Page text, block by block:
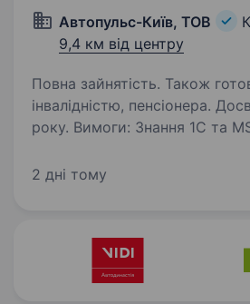
Автопульс-Київ, ТОВ
9,4 км від центру
Повна зайнятість. Також
інвалідністю, пенсіонера.
року. Вимоги: Знання 1С та MS office, Вищу
в мультибренді по напрямку
автомобіля…
2 дні тому